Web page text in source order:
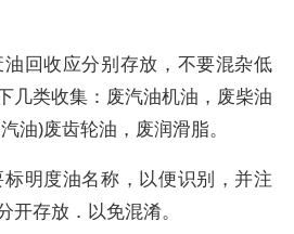
回收应分别存放，不要混杂低
几类收集：废汽油机油，废柴油
油)废齿轮油，废润滑脂。
明度油名称，以便识别，并注
存放．以免混淆。